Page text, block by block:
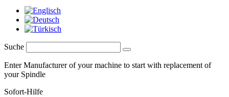
Suche
Enter Manufacturer of your machine to start with replacement of
your Spindle
Sofort-Hilfe